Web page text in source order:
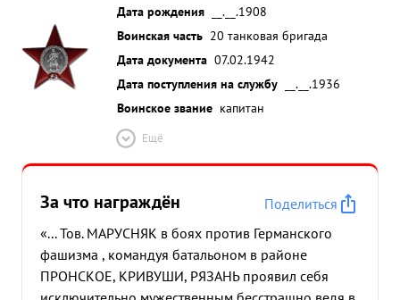
Дата рождения
__.__.1908
Воинская часть 20 танковая бригада
Дата документа 07.02.1942
Дата поступления на службу
__.__.1936
Воинское звание капитан
Ещё
За что награждён
Поделиться
«... Тов. МАРУСНЯК в боях против Германского
фашизма , командуя батальоном в районе
ПРОНСКОЕ, КРИВУШИ, РЯЗАНЬ проявил себя